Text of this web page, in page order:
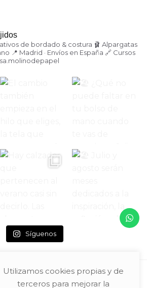
de bordado & costura 🩰 Alpargatas
📍 Madrid · Envíos en España 🔗 Cursos
Síguenos
Utilizamos cookies propias y de
terceros para mejorar la